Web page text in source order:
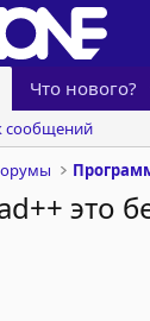
Что нового?
сообщений
это